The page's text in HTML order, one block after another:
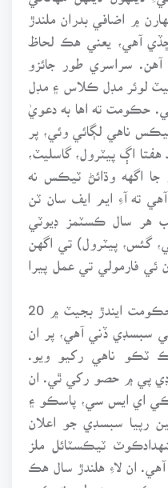
۾ اضافي بدران ملندڙ
آهي، يعني هڪ لحاظ
سراسري طور جائزو
لوئر مڊل ڪلاس ۽ مڊل
حڪومت ته اها به دعويٰ
ناهي لڳائي وئي، پر
هفتا اڳ پيٽرول، گاسليٽ،
جا اگهه وڌائڻ ٽيڪس نه
ته آءِ ايم ايف سان ٽن
هر سال ڪسٽمز ڊيوٽي
گئس، پيٽرول) تي اگهن
فارمولي تي عمل پيرا
لک رپين جي سبسڊي ڏني آهي، پر ان
ٽڪو ناهي رکيو ويو.
جي ڊي پي ۾ حصو رکي ٿي. ان
ڪي اي ايس سي، پاسڪو ۽
رپيا سبسڊي جو اعلان
ٽيڪسٽائل ملز
ان لاءِ هلندڙ سال هڪ
هڪ رپيو به رليز نه ڪيو